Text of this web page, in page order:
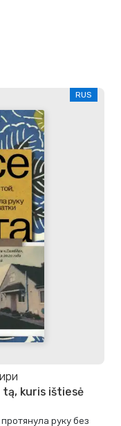
RUS
tą, kuris ištiesė
руку без